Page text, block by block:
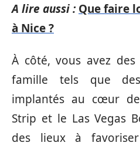
A lire aussi : Que faire
à Nice ?
À côté, vous avez
famille tels que
implantés au cœur
Strip et le Las Vegas
des lieux à